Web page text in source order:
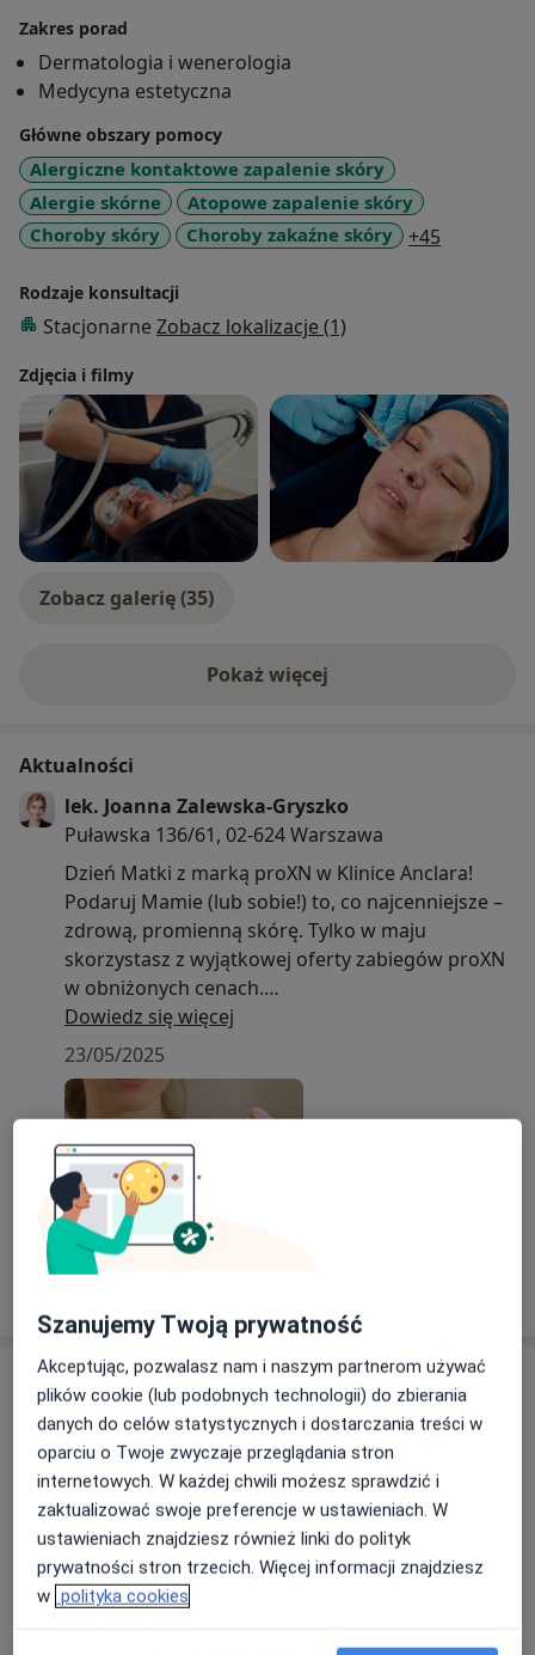
W Klinice Anclara w Warszawie wykonuję zabiegi z
zakresu dermochirurgii, laseroterapii oraz medycyny
estetycznej, a także przeprowadzam konsultacje
dermatologiczne dla dorosłych pacjentów.
Zakres usług – Dermatolog Warszawa
i leczenie schorzeń skórnych
Dermoskopia Warszawa – badanie znamion, ocena
Wideodermoskopowe badanie FotoFinder –
mapowanie zmian skórnych
Testy alergiczne – płatkowe testy kontaktowe, badania
krwi (panel wziewny, pokarmowy)
Laserowe leczenie trądziku (Er-Glass)
Osocze bogatopłytkowe Warszawa – leczenie
dermatologiczne
Terapia fotodynamiczna PDT – leczenie nowotworów
skóry, stanów przednowotworowych, brodawek
Leczenie łysienia – iniekcje sterydów (triamcynolon),
Laserowe usuwanie zmian skórnych Warszawa – (Pixel
Co2, Plazma IQ)
Kriochirurgia Warszawa – usuwanie zmian skórnych
Dermatochirurgia Warszawa – biopsje, wycięcia zmian
skórnych, nowotworów
Zakres usług – Trycholog Warszawa
Konsultacja trychologiczna dermatologiczna
Wideodermoskopowe badanie włosów FotoFinder
Trychoskopia + tychogram – diagnostyka stanu
włosów
Mezoterapia lecznicza włosów – osocze
Laserowa stymulacja wzrostu włosów (Laser tulowy
Lavieen)
Iniekcja sterydu (triamcynolon) – leczenie łysienia
plackowatego i zapalnych chorób skóry
Konsultacja medycyny estetycznej Warszawa – plan
leczenia przeciwstarzeniowego
Botox Warszawa – redukcja zmarszczek, leczenie
bruksizmu, migreny, nadpotliwości
Stymulatory tkankowe Warszawa – kwas polimlekowy,
polinukleotydy, osocze bogatopłytkowe
Kwas hialuronowy Warszawa – wypełnianie ust,
nawilżanie ust, lipotransfer, modelowanie twarzy
Mezoterapia igłowa Warszawa – leczenie przebarwień,
Lipoliza iniekcyjna Warszawa – redukcja tkanki
Zakres porad
Dermatologia i wenerologia
Medycyna estetyczna
Główne obszary pomocy
Alergiczne kontaktowe zapalenie skóry
Alergie skórne
Atopowe zapalenie skóry
Choroby skóry
Choroby zakaźne skóry +45
Rodzaje konsultacji
Stacjonarne Zobacz lokalizacje (1)
Zdjęcia i filmy
Zobacz galerię (35)
Pokaż więcejo doświadczeniu
Aktualności
lek. Joanna Zalewska-Gryszko
Puławska 136/61, 02-624 Warszawa
Dzień Matki z marką proXN w Klinice Anclara!
Podaruj Mamie (lub sobie!) to, co najcenniejsze –
zdrową, promienną skórę. Tylko w maju
skorzystasz z wyjątkowej oferty zabiegów proXN
w obniżonych cenach.
To zaawansowane terapie pielęgnacyjne
stworzone z myślą o potrzebach skóry wrażliwej,
zmęczonej, z przebarwieniami lub oznakami
kosmetyków do pielęgnacji domowej!
Odbudowa bariery skórnej
Efekt glow i redukcja przebarwień
Ochrona przed wolnymi rodnikami
Zarezerwuj swój termin już dziś i podaruj skórze
profesjonalną troskę. Oferta obowiązuje do
końca maja!
Dowiedz się więcej
23/05/2025
Usługi i ceny
Konsultacja dermatologiczna
250 zł Szczegóły Umów wizytę
Osocze bogatopłytkowe skóra
głowy
Od 1 200 zł Szczegóły
Umów wizytę
Szanujemy Twoją prywatność
Akceptując, pozwalasz nam i naszym partnerom używać
plików cookie (lub podobnych technologii) do zbierania
danych do celów statystycznych i dostarczania treści w
oparciu o Twoje zwyczaje przeglądania stron
internetowych. W każdej chwili możesz sprawdzić i
zaktualizować swoje preferencje w ustawieniach. W
ustawieniach znajdziesz również linki do polityk
prywatności stron trzecich. Więcej informacji znajdziesz
w polityka cookies